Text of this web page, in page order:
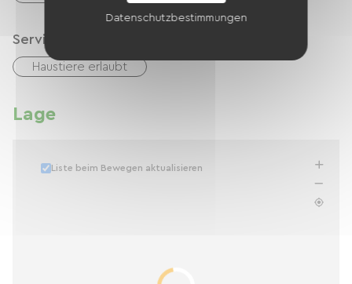
Services
Haustiere erlaubt
Lage
Liste beim Bewegen aktualisieren
Datenschutzbestimmungen